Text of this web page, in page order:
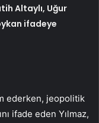
Altaylı, Uğur
ifadeye
ederken, jeopolitik
ifade eden Yılmaz,